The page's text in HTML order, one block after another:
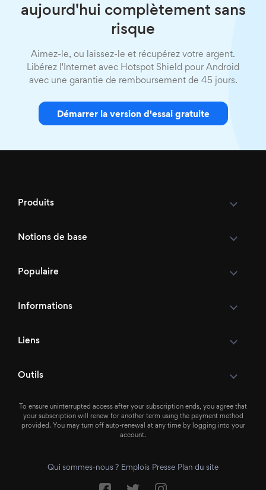
aujourd'hui complètement sans
risque
Aimez-le, ou laissez-le et récupérez votre argent.
Libérez l'Internet avec Hotspot Shield pour Android
avec une garantie de remboursement de 45 jours.
Démarrer la version d'essai gratuite
Produits
Notions de base
Populaire
Informations
Liens
Outils
To ensure uninterrupted access after your subscription ends, you agree that
your subscription will renew for another term using the payment method
provided. You may turn off auto-renewal at any time by logging into your
account.
Qui sommes-nous ? Emplois Presse Plan du site